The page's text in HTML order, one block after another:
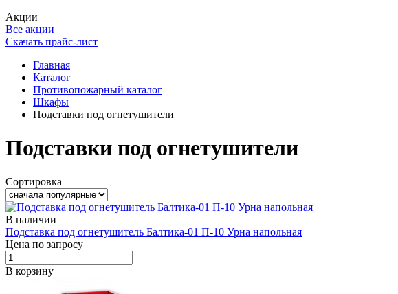
Акции
Все акции
Скачать прайс-лист
Главная
Каталог
Противопожарный каталог
Шкафы
Подставки под огнетушители
Подставки под огнетушители
Сортировка
В наличии
Подставка под огнетушитель Балтика-01 П-10 Урна напольная
Цена по запросу
В корзину